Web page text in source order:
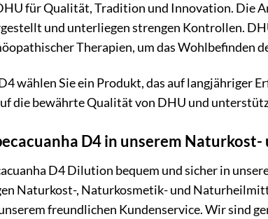
für Qualität, Tradition und Innovation. Die
und unterliegen strengen Kontrollen.
Therapien, um das Wohlbefinden
wählen Sie ein Produkt, das auf langjähriger
die bewährte Qualität von DHU und
D4 in unserem
D4 Dilution bequem und sicher in
Naturkost-, Naturkosmetik- und
freundlichen Kundenservice. Wir sind